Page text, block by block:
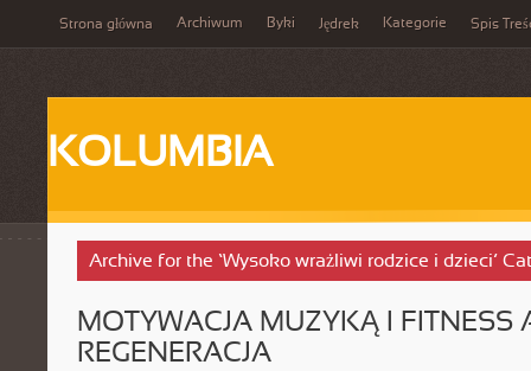
Strona główna Archiwum Byki Jędrek Kategorie Spis
KOLUMBIA
Archive for the ‘Wysoko wrażliwi rodzice i dzieci’
MOTYWACJA MUZYKĄ I FITNESS
REGENERACJA